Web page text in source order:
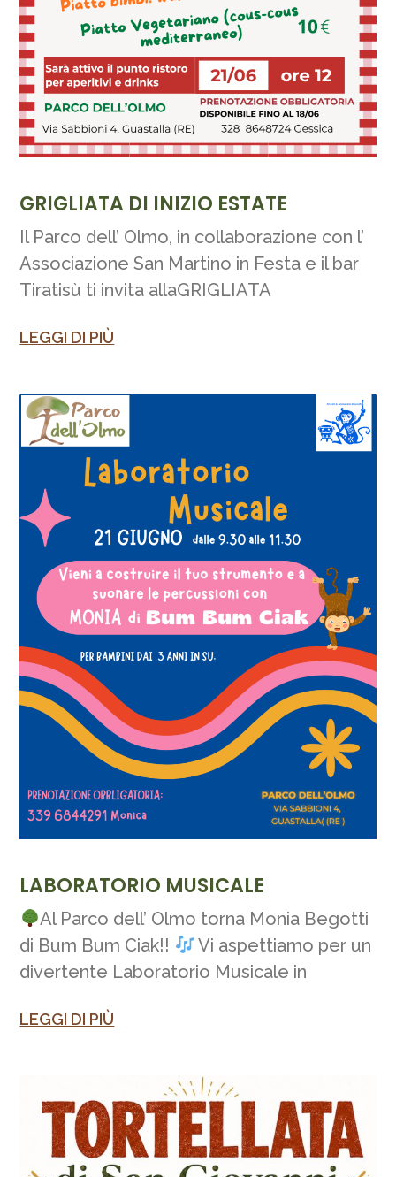
GRIGLIATA DI INIZIO ESTATE
Il Parco dell’ Olmo, in collaborazione con l’
Associazione San Martino in Festa e il bar
Tiratisù ti invita allaGRIGLIATA
LEGGI DI PIÙ
LABORATORIO MUSICALE
Al Parco dell’ Olmo torna Monia Begotti
di Bum Bum Ciak!!
Vi aspettiamo per un
divertente Laboratorio Musicale in
LEGGI DI PIÙ